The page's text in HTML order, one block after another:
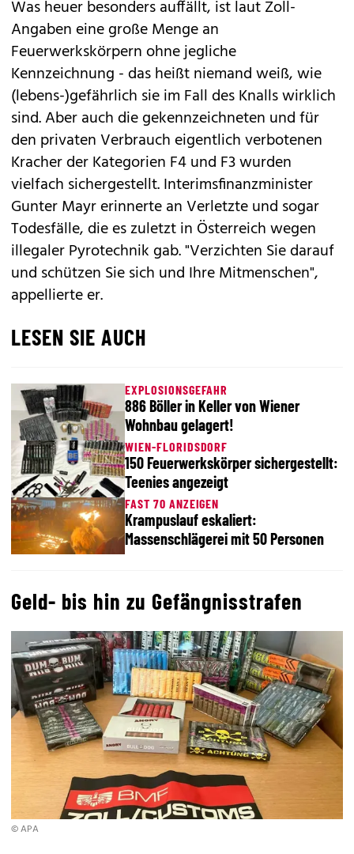
Was heuer besonders auffällt, ist laut Zoll-
Angaben eine große Menge an
Feuerwerkskörpern ohne jegliche
Kennzeichnung - das heißt niemand weiß, wie
(lebens-)gefährlich sie im Fall des Knalls wirklich
sind. Aber auch die gekennzeichneten und für
den privaten Verbrauch eigentlich verbotenen
Kracher der Kategorien F4 und F3 wurden
vielfach sichergestellt. Interimsfinanzminister
Gunter Mayr erinnerte an Verletzte und sogar
Todesfälle, die es zuletzt in Österreich wegen
illegaler Pyrotechnik gab. "Verzichten Sie darauf
und schützen Sie sich und Ihre Mitmenschen",
appellierte er.
LESEN SIE AUCH
EXPLOSIONSGEFAHR
886 Böller in Keller von Wiener
Wohnbau gelagert!
WIEN-FLORIDSDORF
150 Feuerwerkskörper sichergestellt:
Teenies angezeigt
FAST 70 ANZEIGEN
Krampuslauf eskaliert:
Massenschlägerei mit 50 Personen
Geld- bis hin zu Gefängnisstrafen
© APA